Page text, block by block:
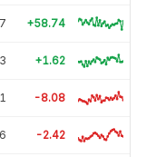
+58.74
+1.62
-8.08
-2.42